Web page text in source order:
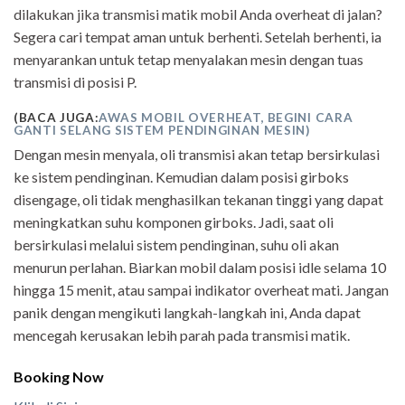
dilakukan jika transmisi matik mobil Anda overheat di jalan?
Segera cari tempat aman untuk berhenti. Setelah berhenti, ia
menyarankan untuk tetap menyalakan mesin dengan tuas
transmisi di posisi P.
(BACA JUGA:AWAS MOBIL OVERHEAT, BEGINI CARA
GANTI SELANG SISTEM PENDINGINAN MESIN)
Dengan mesin menyala, oli transmisi akan tetap bersirkulasi
ke sistem pendinginan. Kemudian dalam posisi girboks
disengage, oli tidak menghasilkan tekanan tinggi yang dapat
meningkatkan suhu komponen girboks. Jadi, saat oli
bersirkulasi melalui sistem pendinginan, suhu oli akan
menurun perlahan. Biarkan mobil dalam posisi idle selama 10
hingga 15 menit, atau sampai indikator overheat mati. Jangan
panik dengan mengikuti langkah-langkah ini, Anda dapat
mencegah kerusakan lebih parah pada transmisi matik.
Booking Now